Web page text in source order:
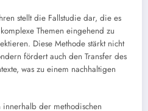
stellt die Fallstudie dar, die es
Themen eingehend zu
Diese Methode stärkt nicht
fördert auch den Transfer des
was zu einem nachhaltigen
der methodischen